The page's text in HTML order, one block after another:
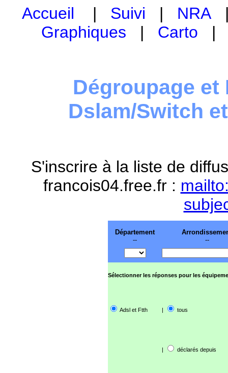
Accueil | Suivi | NRA
Graphiques | Carto
Dégroupage et
Dslam/Switch
S'inscrire à la liste de
francois04.free.fr :
Département
--
--
Sélectionner les réponses pour les
Adsl et Ftth | tous
| déclarés depuis